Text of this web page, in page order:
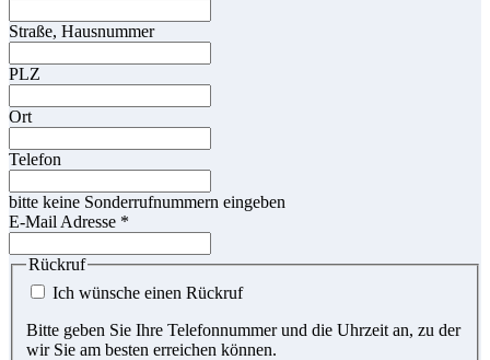
Straße, Hausnummer
PLZ
Ort
Telefon
bitte keine Sonderrufnummern eingeben
E-Mail Adresse *
Rückruf
Ich wünsche einen Rückruf
Bitte geben Sie Ihre Telefonnummer und die Uhrzeit an, zu der
wir Sie am besten erreichen können.